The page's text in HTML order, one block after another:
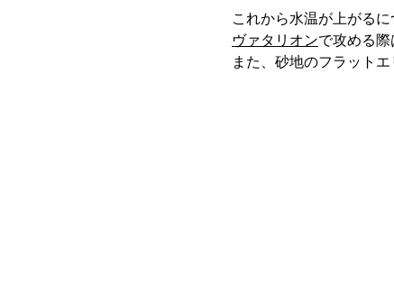
これから水温が上がる
ヴァタリオンで攻める際
また、砂地のフラット